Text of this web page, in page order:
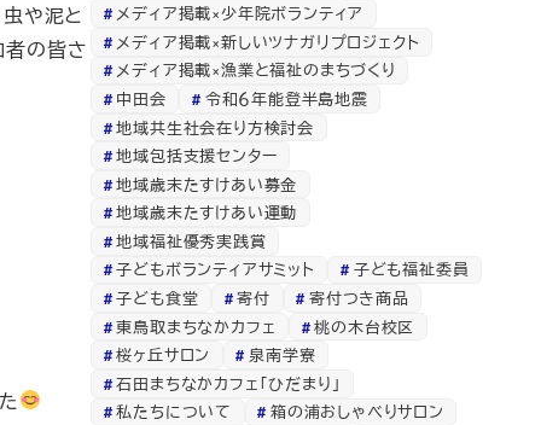
や泥と
者の皆さ
メディア掲載×少年院ボランティア
メディア掲載×新しいツナガリプロジェクト
メディア掲載×漁業と福祉のまちづくり
中田会
令和６年能登半島地震
地域共生社会在り方検討会
地域包括支援センター
地域歳末たすけあい募金
地域歳末たすけあい運動
地域福祉優秀実践賞
子どもボランティアサミット
子ども福祉委員
子ども食堂
寄付
寄付つき商品
東鳥取まちなかカフェ
桃の木台校区
桜ヶ丘サロン
泉南学寮
石田まちなかカフェ「ひだまり」
私たちについて
箱の浦おしゃべりサロン